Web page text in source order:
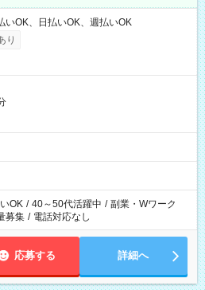
OK、日払いOK、週払いOK
り
OK / 40～50代活躍中 / 副業・Wワーク
募集 / 電話対応なし
応募する 詳細へ